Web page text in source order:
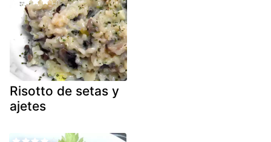
Risotto de setas y
ajetes